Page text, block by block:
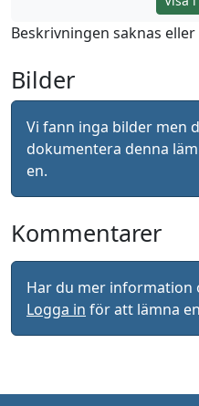
Beskrivningen saknas
Bilder
Vi fann inga bilder men
dokumentera denna
en.
Kommentarer
Har du mer information
Logga in för att lämna